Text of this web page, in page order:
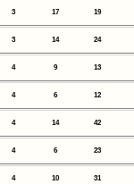
3 17 19
3 14 24
4 9 13
4 6 12
4 14 42
4 6 23
4 10 31